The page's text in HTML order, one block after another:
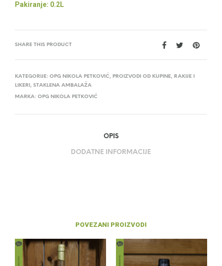
Pakiranje: 0.2L
SHARE THIS PRODUCT
KATEGORIJE: OPG NIKOLA PETKOVIĆ, PROIZVODI OD KUPINE, RAKIJE I
LIKERI , STAKLENA AMBALAŽA
MARKA: OPG NIKOLA PETKOVIĆ
OPIS
DODATNE INFORMACIJE
POVEZANI PROIZVODI